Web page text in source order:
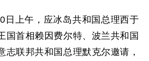
上午，应冰岛共和国总理西于
国首相赖因费尔特、波兰共和国
志联邦共和国总理默克尔邀请，